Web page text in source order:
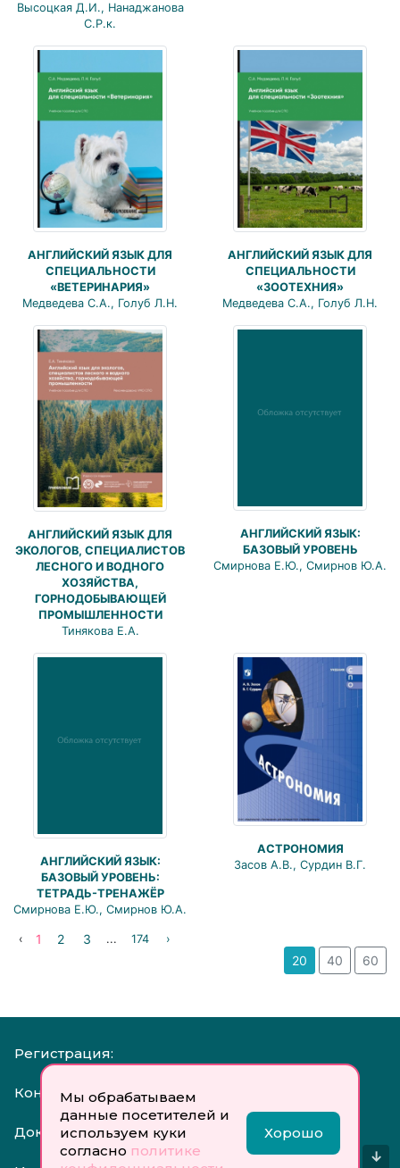
Мы обрабатываем
данные посетителей и
используем куки
согласно политике
Хорошо
Высоцкая Д.И., Нанаджанова
С.Р.к.
АНГЛИЙСКИЙ ЯЗЫК ДЛЯ
СПЕЦИАЛЬНОСТИ
«ВЕТЕРИНАРИЯ»
Медведева С.А., Голуб Л.Н.
АНГЛИЙСКИЙ ЯЗЫК ДЛЯ
СПЕЦИАЛЬНОСТИ
«ЗООТЕХНИЯ»
Медведева С.А., Голуб Л.Н.
АНГЛИЙСКИЙ ЯЗЫК ДЛЯ
ЭКОЛОГОВ, СПЕЦИАЛИСТОВ
ЛЕСНОГО И ВОДНОГО
ХОЗЯЙСТВА,
ГОРНОДОБЫВАЮЩЕЙ
ПРОМЫШЛЕННОСТИ
Тинякова Е.А.
АНГЛИЙСКИЙ ЯЗЫК:
БАЗОВЫЙ УРОВЕНЬ
Смирнова Е.Ю., Смирнов Ю.А.
АНГЛИЙСКИЙ ЯЗЫК:
БАЗОВЫЙ УРОВЕНЬ:
ТЕТРАДЬ-ТРЕНАЖЁР
Смирнова Е.Ю., Смирнов Ю.А.
АСТРОНОМИЯ
Засов А.В., Сурдин В.Г.
‹ 1 2 3 ... 174 ›
20 40 60
Регистрация:
Контакты:
Документы:
↓